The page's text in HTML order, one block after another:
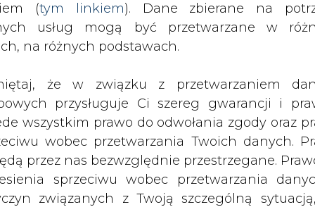
(tym linkiem). Dane zbierane na
usług mogą być przetwarzane w
na różnych podstawach.
że w związku z przetwarzaniem
przysługuje Ci szereg gwarancji i
wszystkim prawo do odwołania zgody oraz
wobec przetwarzania Twoich danych.
przez nas bezwzględnie przestrzegane.
sprzeciwu wobec przetwarzania
związanych z Twoją szczególną
zginęli w następstwie
węgla kamiennego CSM w
niedziela w całej Polsce
w piątek Kancelaria
"Dramatyczne wieści ze Śląska:
Wysoce prawdopodobne, że w
swojej opiece Rodziny Górników. RiP".